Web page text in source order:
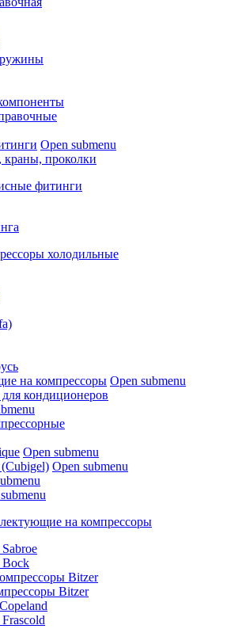
Open submenu
краны, проколки
фитинги
холодильные
на компрессоры Open submenu
кондиционеров
Open submenu
Open submenu
на компрессоры
Bitzer
Bitzer